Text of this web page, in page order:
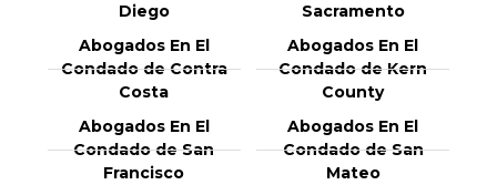
Diego
Sacramento
Abogados En El
Condado de Contra
Costa
Abogados En El
Condado de Kern
County
Abogados En El
Condado de San
Francisco
Abogados En El
Condado de San
Mateo